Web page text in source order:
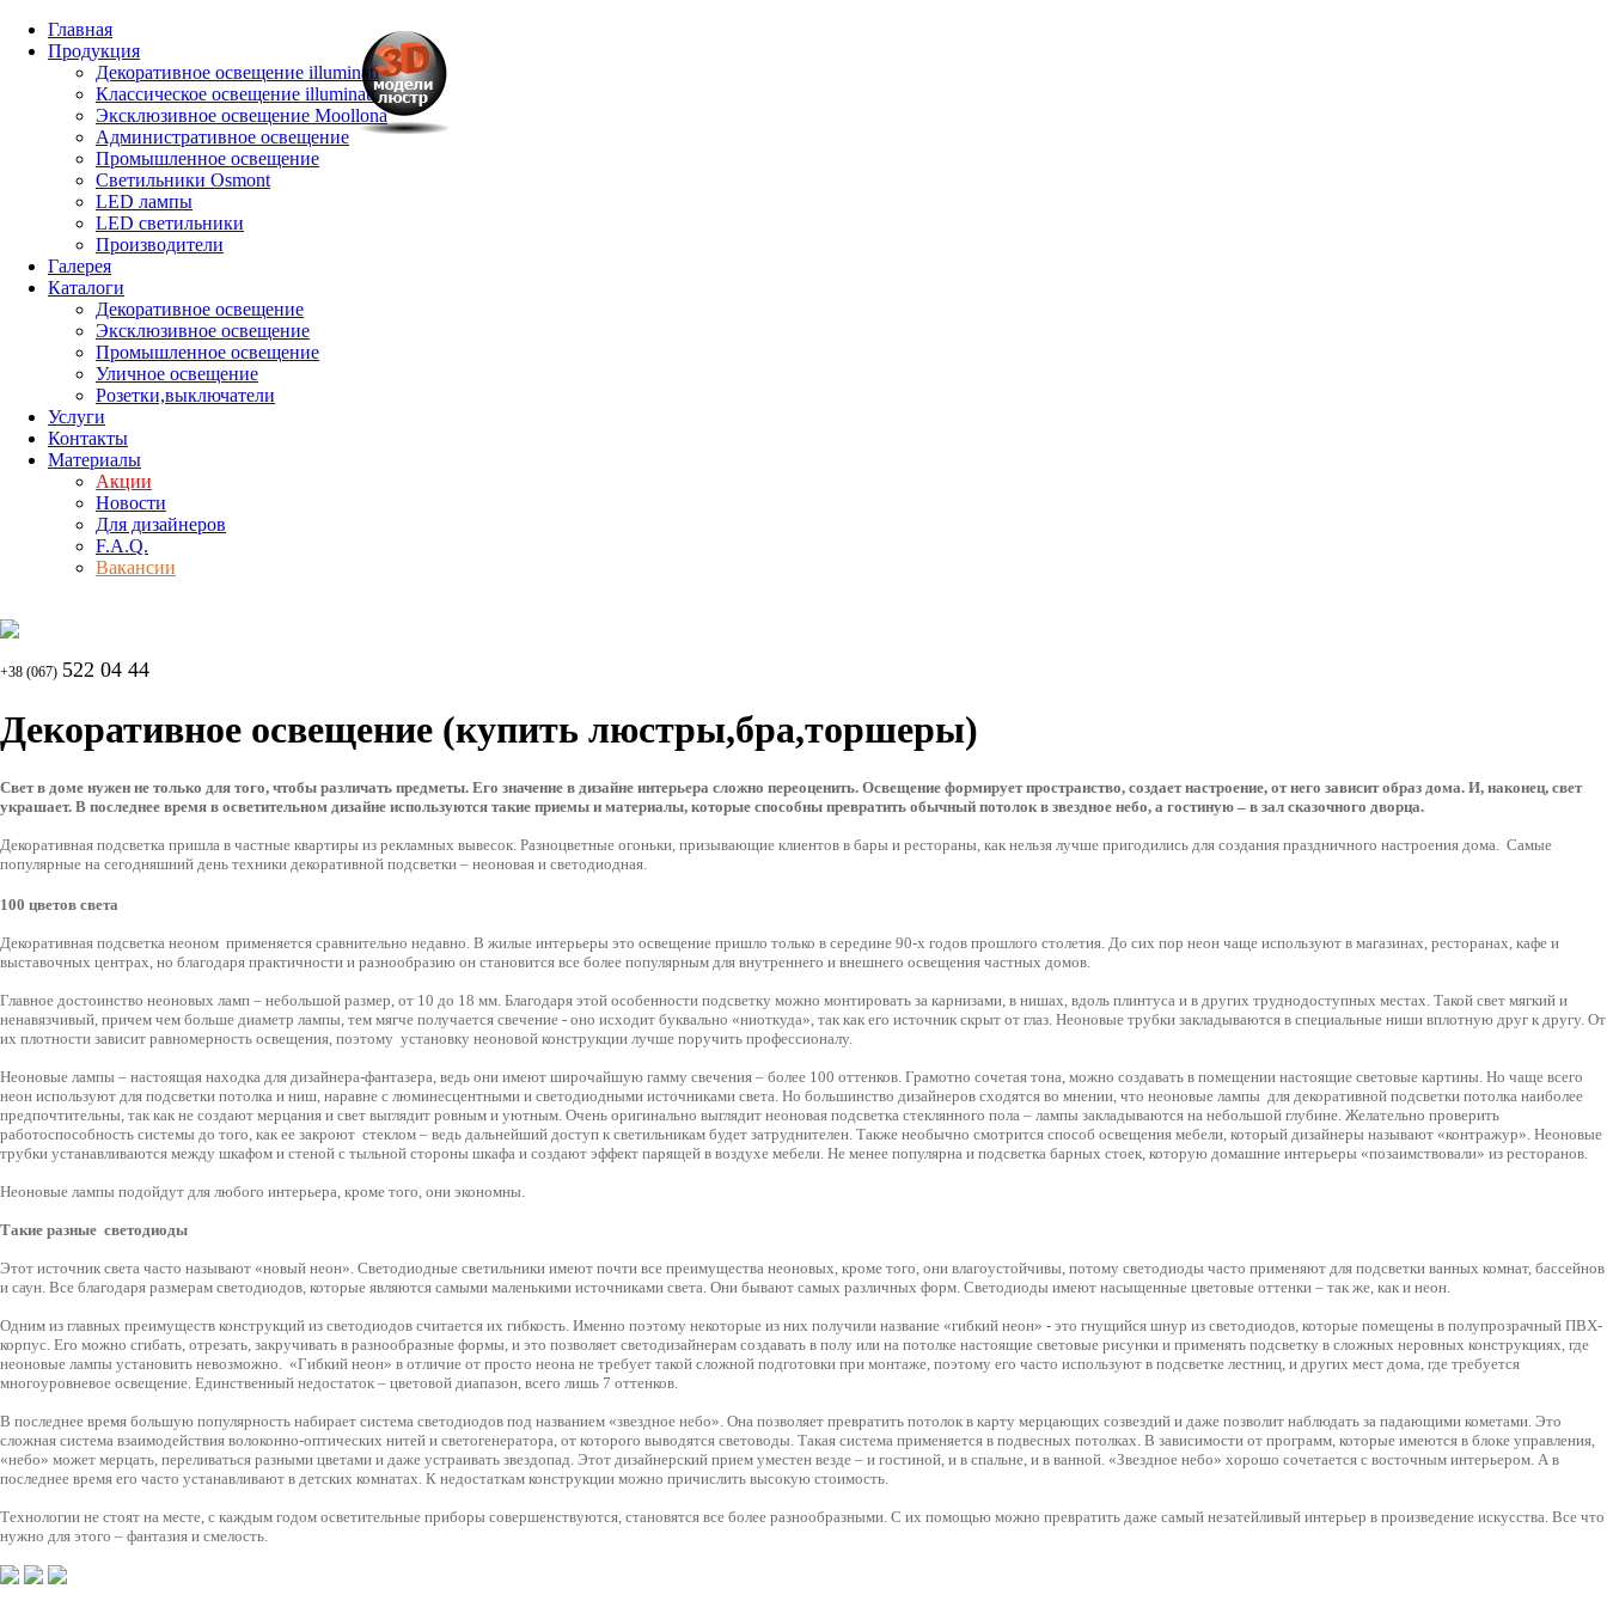
Главная
Продукция
Декоративное освещение illuminati
Классическое освещение illuminati
Эксклюзивное освещение Moollona
Административное освещение
Промышленное освещение
Светильники Osmont
LED лампы
LED светильники
Производители
Галерея
Каталоги
Декоративное освещение
Эксклюзивное освещение
Промышленное освещение
Уличное освещение
Розетки,выключатели
Услуги
Контакты
Материалы
Акции
Новости
Для дизайнеров
F.A.Q.
Вакансии
+38 (067) 522 04 44
Декоративное освещение (купить люстры,бра,торшеры)
Свет в доме нужен не только для того, чтобы различать предметы. Его значение в дизайне интерьера сложно переоценить. Освещение формирует пространство, создает настроение, от него зависит образ дома. И, наконец, свет
украшает. В последнее время в осветительном дизайне используются такие приемы и материалы, которые способны превратить обычный потолок в звездное небо, а гостиную – в зал сказочного дворца.
Декоративная подсветка пришла в частные квартиры из рекламных вывесок. Разноцветные огоньки, призывающие клиентов в бары и рестораны, как нельзя лучше пригодились для создания праздничного настроения дома. Самые
популярные на сегодняшний день техники декоративной подсветки – неоновая и светодиодная.
100 цветов света
Декоративная подсветка неоном применяется сравнительно недавно. В жилые интерьеры это освещение пришло только в середине 90-х годов прошлого столетия. До сих пор неон чаще используют в магазинах, ресторанах, кафе и
выставочных центрах, но благодаря практичности и разнообразию он становится все более популярным для внутреннего и внешнего освещения частных домов.
Главное достоинство неоновых ламп – небольшой размер, от 10 до 18 мм. Благодаря этой особенности подсветку можно монтировать за карнизами, в нишах, вдоль плинтуса и в других труднодоступных местах. Такой свет мягкий и
ненавязчивый, причем чем больше диаметр лампы, тем мягче получается свечение - оно исходит буквально «ниоткуда», так как его источник скрыт от глаз. Неоновые трубки закладываются в специальные ниши вплотную друг к другу. От
их плотности зависит равномерность освещения, поэтому установку неоновой конструкции лучше поручить профессионалу.
Неоновые лампы – настоящая находка для дизайнера-фантазера, ведь они имеют широчайшую гамму свечения – более 100 оттенков. Грамотно сочетая тона, можно создавать в помещении настоящие световые картины. Но чаще всего
неон используют для подсветки потолка и ниш, наравне с люминесцентными и светодиодными источниками света. Но большинство дизайнеров сходятся во мнении, что неоновые лампы для декоративной подсветки потолка наиболее
предпочтительны, так как не создают мерцания и свет выглядит ровным и уютным. Очень оригинально выглядит неоновая подсветка стеклянного пола – лампы закладываются на небольшой глубине. Желательно проверить
работоспособность системы до того, как ее закроют стеклом – ведь дальнейший доступ к светильникам будет затруднителен. Также необычно смотрится способ освещения мебели, который дизайнеры называют «контражур». Неоновые
трубки устанавливаются между шкафом и стеной с тыльной стороны шкафа и создают эффект парящей в воздухе мебели. Не менее популярна и подсветка барных стоек, которую домашние интерьеры «позаимствовали» из ресторанов.
Неоновые лампы подойдут для любого интерьера, кроме того, они экономны.
Такие разные светодиоды
Этот источник света часто называют «новый неон». Светодиодные светильники имеют почти все преимущества неоновых, кроме того, они влагоустойчивы, потому светодиоды часто применяют для подсветки ванных комнат, бассейнов
и саун. Все благодаря размерам светодиодов, которые являются самыми маленькими источниками света. Они бывают самых различных форм. Светодиоды имеют насыщенные цветовые оттенки – так же, как и неон.
Одним из главных преимуществ конструкций из светодиодов считается их гибкость. Именно поэтому некоторые из них получили название «гибкий неон» - это гнущийся шнур из светодиодов, которые помещены в полупрозрачный ПВХ-
корпус. Его можно сгибать, отрезать, закручивать в разнообразные формы, и это позволяет светодизайнерам создавать в полу или на потолке настоящие световые рисунки и применять подсветку в сложных неровных конструкциях, где
неоновые лампы установить невозможно. «Гибкий неон» в отличие от просто неона не требует такой сложной подготовки при монтаже, поэтому его часто используют в подсветке лестниц, и других мест дома, где требуется
многоуровневое освещение. Единственный недостаток – цветовой диапазон, всего лишь 7 оттенков.
В последнее время большую популярность набирает система светодиодов под названием «звездное небо». Она позволяет превратить потолок в карту мерцающих созвездий и даже позволит наблюдать за падающими кометами. Это
сложная система взаимодействия волоконно-оптических нитей и светогенератора, от которого выводятся световоды. Такая система применяется в подвесных потолках. В зависимости от программ, которые имеются в блоке управления,
«небо» может мерцать, переливаться разными цветами и даже устраивать звездопад. Этот дизайнерский прием уместен везде – и гостиной, и в спальне, и в ванной. «Звездное небо» хорошо сочетается с восточным интерьером. А в
последнее время его часто устанавливают в детских комнатах. К недостаткам конструкции можно причислить высокую стоимость.
Технологии не стоят на месте, с каждым годом осветительные приборы совершенствуются, становятся все более разнообразными. С их помощью можно превратить даже самый незатейливый интерьер в произведение искусства. Все что
нужно для этого – фантазия и смелость.